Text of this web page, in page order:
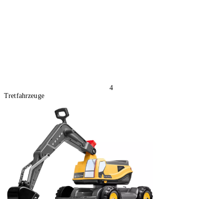
4
Tretfahrzeuge